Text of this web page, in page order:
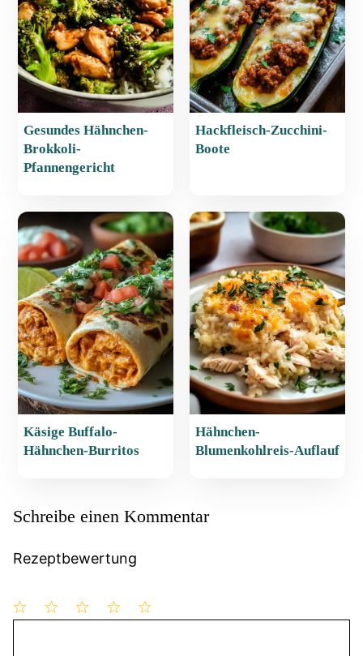
k
Gesundes Hähnchen-
Brokkoli-
Pfannengericht
Hackfleisch-Zucchini-
Boote
Käsige Buffalo-
Hähnchen-Burritos
Hähnchen-
Blumenkohlreis-Auflauf
Schreibe einen Kommentar
Rezeptbewertung